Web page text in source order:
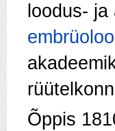
loodus-
Õppis